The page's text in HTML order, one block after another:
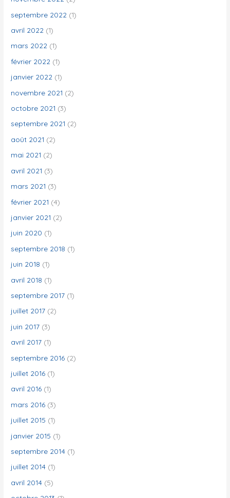
septembre 2022 (1)
avril 2022 (1)
mars 2022 (1)
février 2022 (1)
janvier 2022 (1)
novembre 2021 (2)
octobre 2021 (3)
septembre 2021 (2)
août 2021 (2)
mai 2021 (2)
avril 2021 (3)
mars 2021 (3)
février 2021 (4)
janvier 2021 (2)
juin 2020 (1)
septembre 2018 (1)
juin 2018 (1)
avril 2018 (1)
septembre 2017 (1)
juillet 2017 (2)
juin 2017 (3)
avril 2017 (1)
septembre 2016 (2)
juillet 2016 (1)
avril 2016 (1)
mars 2016 (3)
juillet 2015 (1)
janvier 2015 (1)
septembre 2014 (1)
juillet 2014 (1)
avril 2014 (5)